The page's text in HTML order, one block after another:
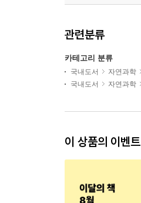
관련분류
카테고리 분류
국내도서 자연과학
국내도서
자연과학
이 상품의 이벤트